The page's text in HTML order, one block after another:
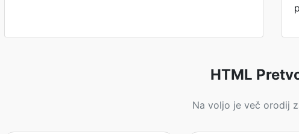
HTML
Na voljo je več orodij